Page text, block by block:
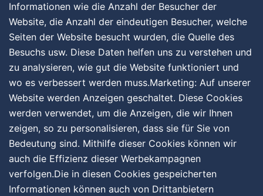
Informationen wie die Anzahl der Besucher der
Website, die Anzahl der eindeutigen Besucher, welche
Seiten der Website besucht wurden, die Quelle des
Besuchs usw. Diese Daten helfen uns zu verstehen und
zu analysieren, wie gut die Website funktioniert und
wo es verbessert werden muss.Marketing: Auf unserer
Website werden Anzeigen geschaltet. Diese Cookies
werden verwendet, um die Anzeigen, die wir Ihnen
zeigen, so zu personalisieren, dass sie für Sie von
Bedeutung sind. Mithilfe dieser Cookies können wir
auch die Effizienz dieser Werbekampagnen
verfolgen.Die in diesen Cookies gespeicherten
Informationen können auch von Drittanbietern